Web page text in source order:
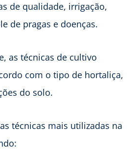
de qualidade, irrigação,
de pragas e doenças.
as técnicas de cultivo
com o tipo de hortaliça,
do solo.
técnicas mais utilizadas na